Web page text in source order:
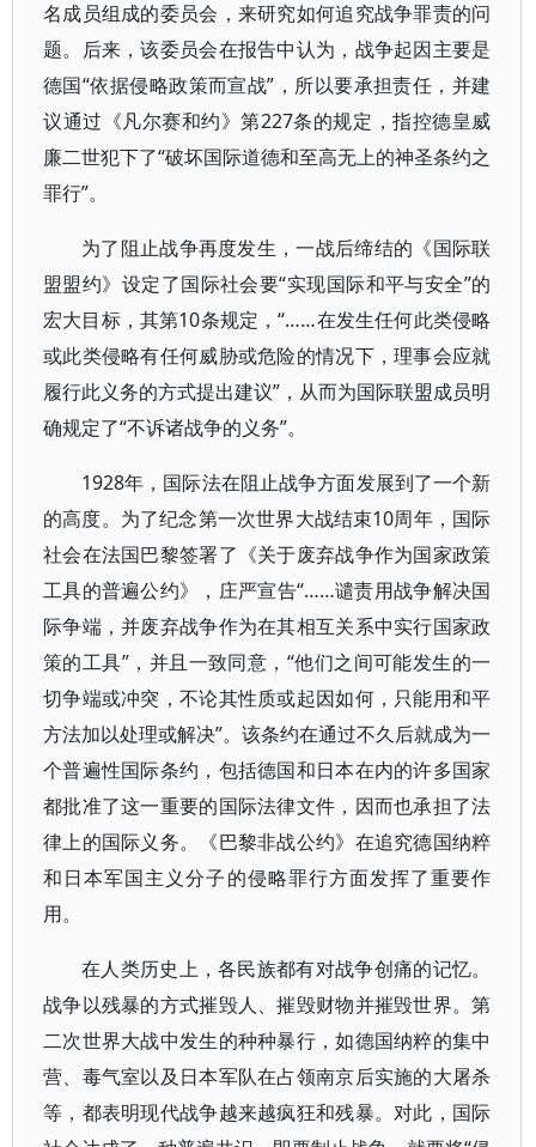
名成员组成的委员会，来研究如何追究战争罪责的问
题。后来，该委员会在报告中认为，战争起因主要是
德国“依据侵略政策而宣战”，所以要承担责任，并建
议通过《凡尔赛和约》第227条的规定，指控德皇威
廉二世犯下了“破坏国际道德和至高无上的神圣条约之
罪行”。
为了阻止战争再度发生，一战后缔结的《国际联
盟盟约》设定了国际社会要“实现国际和平与安全”的
宏大目标，其第10条规定，“……在发生任何此类侵略
或此类侵略有任何威胁或危险的情况下，理事会应就
履行此义务的方式提出建议”，从而为国际联盟成员明
确规定了“不诉诸战争的义务”。
1928年，国际法在阻止战争方面发展到了一个新
的高度。为了纪念第一次世界大战结束10周年，国际
社会在法国巴黎签署了《关于废弃战争作为国家政策
工具的普遍公约》，庄严宣告“……谴责用战争解决国
际争端，并废弃战争作为在其相互关系中实行国家政
策的工具”，并且一致同意，“他们之间可能发生的一
切争端或冲突，不论其性质或起因如何，只能用和平
方法加以处理或解决”。该条约在通过不久后就成为一
个普遍性国际条约，包括德国和日本在内的许多国家
都批准了这一重要的国际法律文件，因而也承担了法
律上的国际义务。《巴黎非战公约》在追究德国纳粹
和日本军国主义分子的侵略罪行方面发挥了重要作
用。
在人类历史上，各民族都有对战争创痛的记忆。
战争以残暴的方式摧毁人、摧毁财物并摧毁世界。第
二次世界大战中发生的种种暴行，如德国纳粹的集中
营、毒气室以及日本军队在占领南京后实施的大屠杀
等，都表明现代战争越来越疯狂和残暴。对此，国际